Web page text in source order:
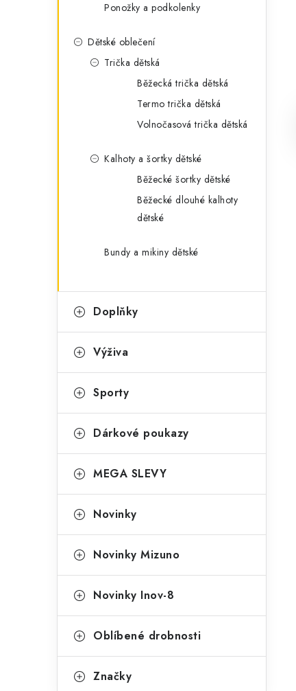
Ponožky a podkolenky
Dětské oblečení
Trička dětská
Běžecká trička dětská
Termo trička dětská
Volnočasová trička dětská
Kalhoty a šortky dětské
Běžecké šortky dětské
Běžecké dlouhé kalhoty
dětské
Bundy a mikiny dětské
Doplňky
Výživa
Sporty
Dárkové poukazy
MEGA SLEVY
Novinky
Novinky Mizuno
Novinky Inov-8
Oblíbené drobnosti
Značky